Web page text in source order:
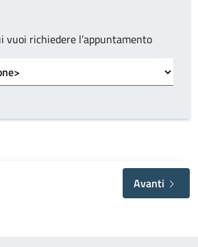
vuoi richiedere l’appuntamento
Avanti